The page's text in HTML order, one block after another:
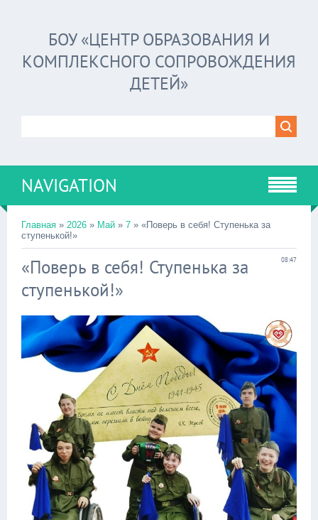
БОУ «ЦЕНТР ОБРАЗОВАНИЯ И
КОМПЛЕКСНОГО СОПРОВОЖДЕНИЯ
ДЕТЕЙ»
NAVIGATION
Главная » 2026 » Май » 7 » «Поверь в себя! Ступенька за
ступенькой!»
08:47
«Поверь в себя! Ступенька за
ступенькой!»